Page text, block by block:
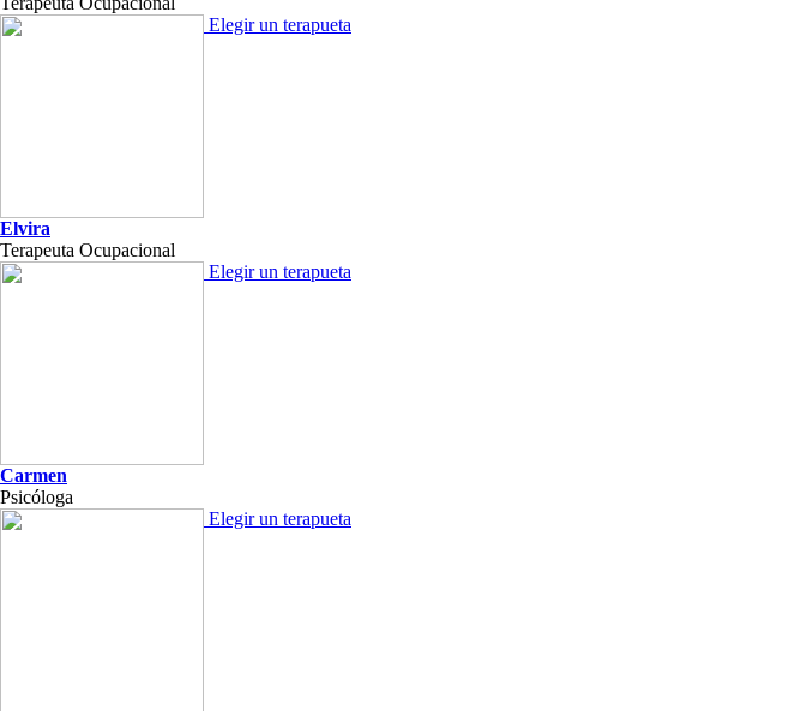
Elegir un terapueta
Elvira
Terapeuta Ocupacional
Elegir un terapueta
Carmen
Psicóloga
Elegir un terapueta